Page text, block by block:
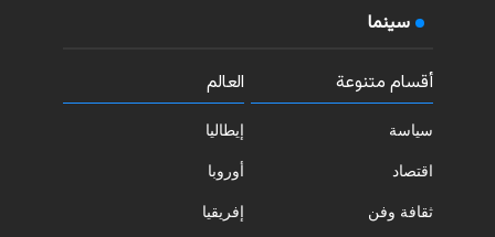
سينما
أقسام متنوعة
سياسة
اقتصاد
ثقافة وفن
العالم
إيطاليا
أوروبا
إفريقيا